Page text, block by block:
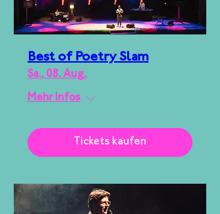
Best of Poetry Slam
Sa., 08. Aug.
Mehr Infos
Tickets kaufen